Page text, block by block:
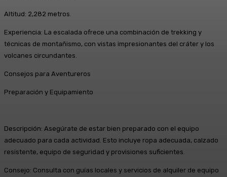
Altitud: 2,282 metros.
Experiencia: La escalada ofrece una combinación de trekking y
técnicas de montañismo, con vistas impresionantes del cráter y los
volcanes circundantes.
Consejos para Aventureros
Preparación y Equipamiento
Descripción: Asegúrate de estar bien preparado con el equipo
adecuado para cada actividad. Esto incluye ropa adecuada, calzado
resistente, equipo de seguridad y provisiones suficientes.
Consejo: Consulta con guías locales y servicios de alquiler de equipo